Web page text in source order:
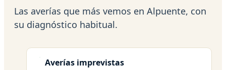
Las averías que más vemos en Alpuente, con
su diagnóstico habitual.
Averías imprevistas